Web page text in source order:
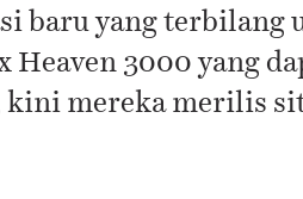
baru yang terbilang
3000 yang
mereka merilis